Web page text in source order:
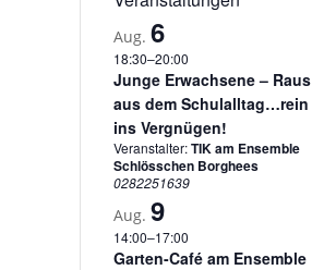
Aug.6
18:30–20:00
Junge Erwachsene – Raus
aus dem Schulalltag…rein
ins Vergnügen!
Veranstalter:TIK am Ensemble
Schlösschen Borghees
0282251639
Aug.9
14:00–17:00
Garten-Café am Ensemble